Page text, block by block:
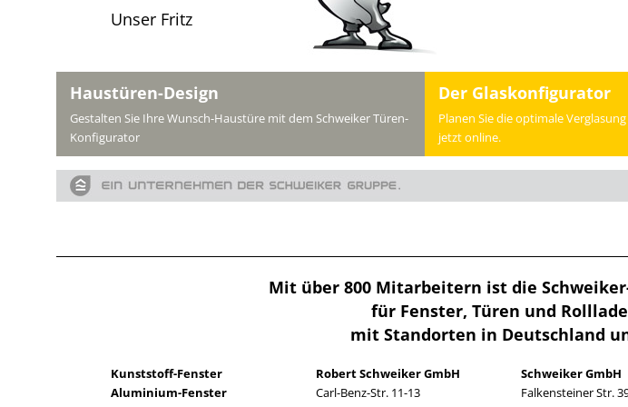
Unser Fritz
Haustüren-Design
Gestalten Sie Ihre Wunsch-Haustüre mit dem Schweiker Türen-
Konfigurator
Der Glaskonfigurator
Planen Sie die optimale
jetzt online.
Mit über 800 Mitarbeitern ist die
für Fenster, Türen und
mit Standorten in Deutschland
Kunststoff-Fenster
Aluminium-Fenster
Robert Schweiker GmbH
Carl-Benz-Str. 11-13
Schweiker GmbH
Falkensteiner Str.